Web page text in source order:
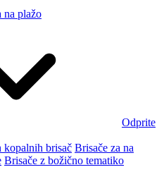
na plažo
Odprite
kopalnih brisač Brisače za na
Brisače z božično tematiko